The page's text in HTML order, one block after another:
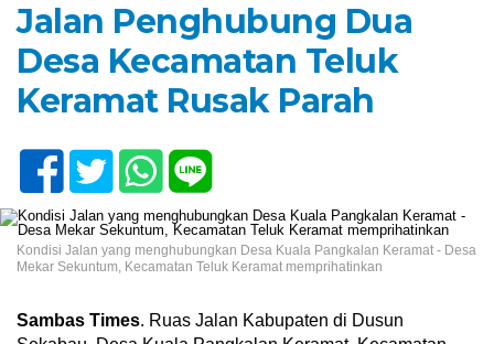
Jalan Penghubung Dua
Desa Kecamatan Teluk
Keramat Rusak Parah
Kondisi Jalan yang menghubungkan Desa Kuala Pangkalan Keramat - Desa
Mekar Sekuntum, Kecamatan Teluk Keramat memprihatinkan
Sambas Times. Ruas Jalan Kabupaten di Dusun